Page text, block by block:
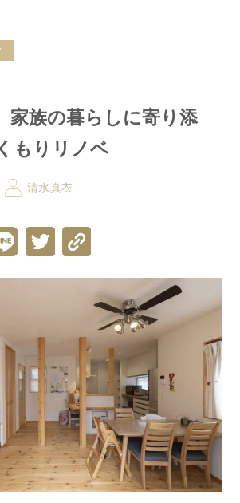
家族の暮らしに寄り添
もりリノベ
清水真衣